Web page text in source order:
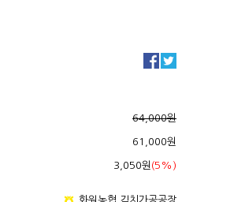
64,000원
61,000원
3,050원 (5%)